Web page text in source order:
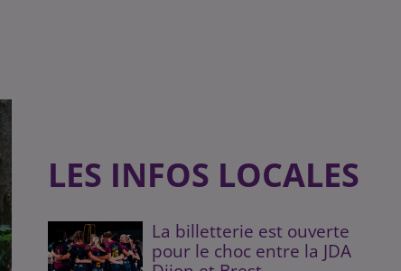
LES INFOS LOCALES
La billetterie est ouverte
pour le choc entre la JDA